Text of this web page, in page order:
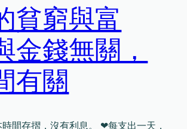
貧窮與富
金錢無關，
有關
間存摺，沒有利息。 ❤每支出一天，